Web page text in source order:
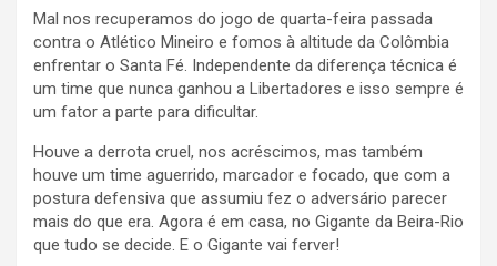
Mal nos recuperamos do jogo de quarta-feira passada
contra o Atlético Mineiro e fomos à altitude da Colômbia
enfrentar o Santa Fé. Independente da diferença técnica é
um time que nunca ganhou a Libertadores e isso sempre é
um fator a parte para dificultar.
Houve a derrota cruel, nos acréscimos, mas também
houve um time aguerrido, marcador e focado, que com a
postura defensiva que assumiu fez o adversário parecer
mais do que era. Agora é em casa, no Gigante da Beira-Rio
que tudo se decide. E o Gigante vai ferver!